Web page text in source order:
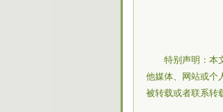
特别声明：本
他媒体、网站或个
被转载或者联系转